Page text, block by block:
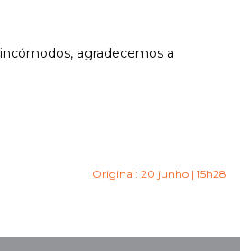
agradecemos a
Original: 20 junho | 15h28